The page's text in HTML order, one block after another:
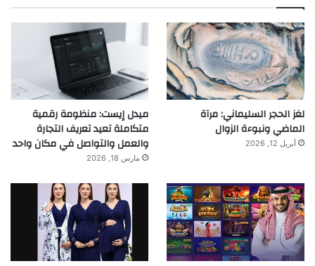
لغز الحجر السليماني: مرآة
الماضي ونبوءة الزوال
أبريل 12, 2026
ميدل إيست: منظومة رقمية
متكاملة تعيد تعريف التجارة
والعمل والتواصل في مكان واحد
مارس 18, 2026